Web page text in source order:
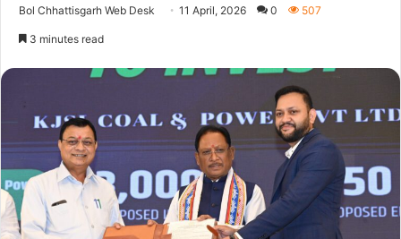
Bol Chhattisgarh Web Desk 11 April, 2026 0 507
3 minutes read